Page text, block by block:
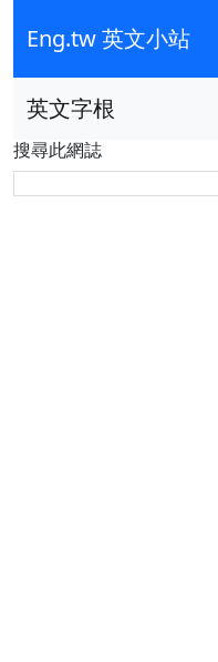
Eng.tw 英文小站
英文字根
搜尋此網誌